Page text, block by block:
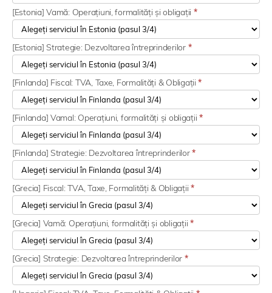
[Estonia] Vamă: Operațiuni, formalități și obligații *
[Estonia] Strategie: Dezvoltarea întreprinderilor *
[Finlanda] Fiscal: TVA, Taxe, Formalități & Obligații*
[Finlanda] Vamal: Operațiuni, formalități și obligații*
[Finlanda] Strategie: Dezvoltarea întreprinderilor*
[Grecia] Fiscal: TVA, Taxe, Formalități & Obligații*
[Grecia] Vamă: Operațiuni, formalități și obligații*
[Grecia] Strategie: Dezvoltarea întreprinderilor *